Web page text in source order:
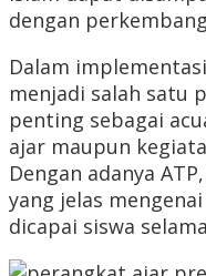
dengan
Dalam
menjadi salah satu
penting sebagai
ajar maupun
Dengan adanya
yang jelas
dicapai siswa